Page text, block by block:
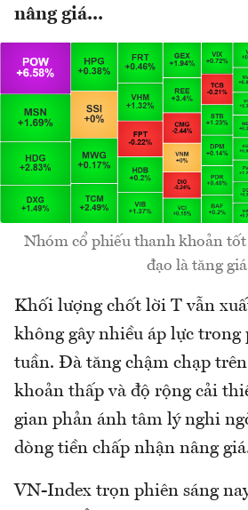
nâng giá...
Nhóm cổ phiếu thanh khoản tốt
đạo là tăng
Khối lượng chốt lời T vẫn
không gây nhiều áp lực trong
tuần. Đà tăng chậm chạp
khoản thấp và độ rộng cải
gian phản ánh tâm lý nghi
dòng tiền chấp nhận nâng
VN-Index trọn phiên sáng